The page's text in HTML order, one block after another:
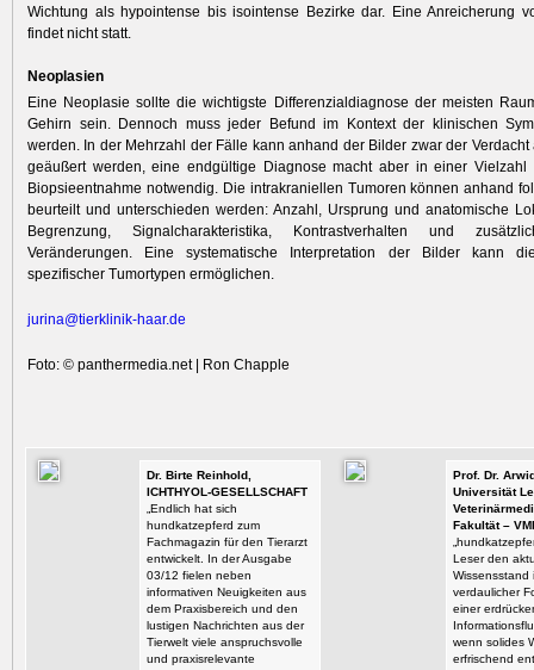
Wichtung als hypointense bis isointense Bezirke dar. Eine Anreicherung
findet nicht statt.
Neoplasien
Eine Neoplasie sollte die wichtigste Differenzialdiagnose der meisten
Gehirn sein. Dennoch muss jeder Befund im Kontext der klinischen
werden. In der Mehrzahl der Fälle kann anhand der Bilder zwar der Verdacht
geäußert werden, eine endgültige Diagnose macht aber in einer
Biopsieentnahme notwendig. Die intrakraniellen Tumoren können anhand
beurteilt und unterschieden werden: Anzahl, Ursprung und anatomische
Begrenzung, Signalcharakteristika, Kontrastverhalten und
Veränderungen. Eine systematische Interpretation der Bilder kann
spezifischer Tumortypen ermöglichen.
jurina@tierklinik-haar.de
Foto: © panthermedia.net | Ron Chapple
Dr. Birte Reinhold,
ICHTHYOL-GESELLSCHAFT
„Endlich hat sich
hundkatzepferd zum
Fachmagazin für den Tierarzt
entwickelt. In der Ausgabe
03/12 fielen neben
informativen Neuigkeiten aus
dem Praxisbereich und den
lustigen Nachrichten aus der
Tierwelt viele anspruchsvolle
und praxisrelevante
Prof. Dr.
Universität
Fakultät –
Leser den
Wissensstand
verdaulicher
einer
wenn solides
erfrischend